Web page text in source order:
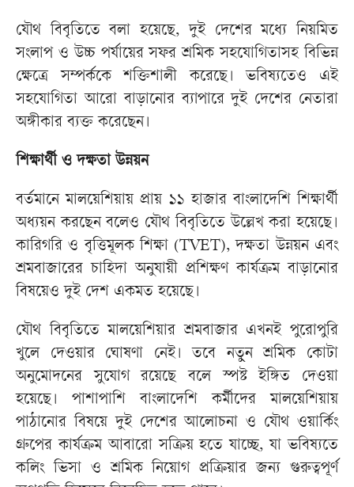
যৌথ বিবৃতিতে বলা হয়েছে, দুই দেশের মধ্যে নিয়মিত
সংলাপ ও উচ্চ পর্যায়ের সফর শ্রমিক সহযোগিতাসহ বিভিন্ন
ক্ষেত্রে সম্পর্ককে শক্তিশালী করেছে। ভবিষ্যতেও এই
সহযোগিতা আরো বাড়ানোর ব্যাপারে দুই দেশের নেতারা
অঙ্গীকার ব্যক্ত করেছেন।
শিক্ষার্থী ও দক্ষতা উন্নয়ন
বর্তমানে মালয়েশিয়ায় প্রায় ১১ হাজার বাংলাদেশি শিক্ষার্থী
অধ্যয়ন করছেন বলেও যৌথ বিবৃতিতে উল্লেখ করা হয়েছে।
কারিগরি ও বৃত্তিমূলক শিক্ষা (TVET), দক্ষতা উন্নয়ন এবং
শ্রমবাজারের চাহিদা অনুযায়ী প্রশিক্ষণ কার্যক্রম বাড়ানোর
বিষয়েও দুই দেশ একমত হয়েছে।
যৌথ বিবৃতিতে মালয়েশিয়ার শ্রমবাজার এখনই পুরোপুরি
খুলে দেওয়ার ঘোষণা নেই। তবে নতুন শ্রমিক কোটা
অনুমোদনের সুযোগ রয়েছে বলে স্পষ্ট ইঙ্গিত দেওয়া
হয়েছে। পাশাপাশি বাংলাদেশি কর্মীদের মালয়েশিয়ায়
পাঠানোর বিষয়ে দুই দেশের আলোচনা ও যৌথ ওয়ার্কিং
গ্রুপের কার্যক্রম আবারো সক্রিয় হতে যাচ্ছে, যা ভবিষ্যতে
কলিং ভিসা ও শ্রমিক নিয়োগ প্রক্রিয়ার জন্য গুরুত্বপূর্ণ